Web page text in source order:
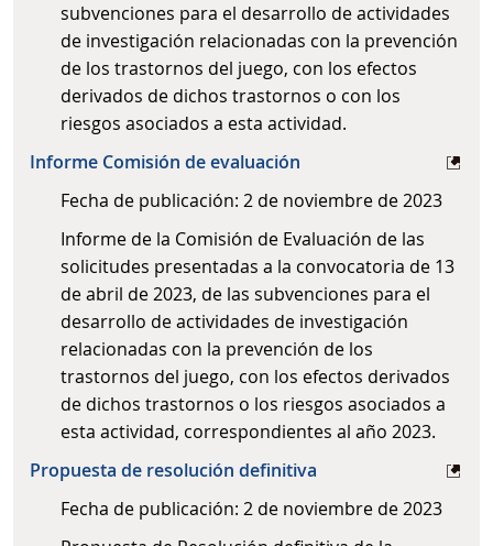
subvenciones para el desarrollo de actividades
de investigación relacionadas con la prevención
de los trastornos del juego, con los efectos
derivados de dichos trastornos o con los
riesgos asociados a esta actividad.
Informe Comisión de evaluación
Fecha de publicación: 2 de noviembre de 2023
Informe de la Comisión de Evaluación de las
solicitudes presentadas a la convocatoria de 13
de abril de 2023, de las subvenciones para el
desarrollo de actividades de investigación
relacionadas con la prevención de los
trastornos del juego, con los efectos derivados
de dichos trastornos o los riesgos asociados a
esta actividad, correspondientes al año 2023.
Propuesta de resolución definitiva
Fecha de publicación: 2 de noviembre de 2023